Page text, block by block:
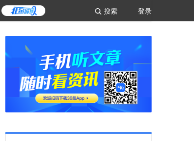
登录
搜索